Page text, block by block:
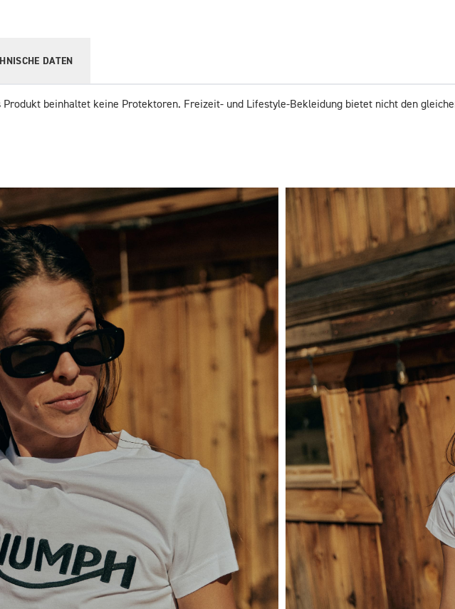
DATEN
Produkt beinhaltet keine Protektoren. Freizeit- und Lifestyle-Bekleidung bietet nicht den